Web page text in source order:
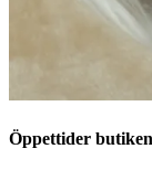
Öppettider butiken